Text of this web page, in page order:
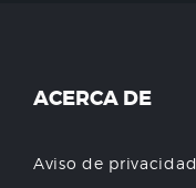
ACERCA DE
Aviso de privacidad